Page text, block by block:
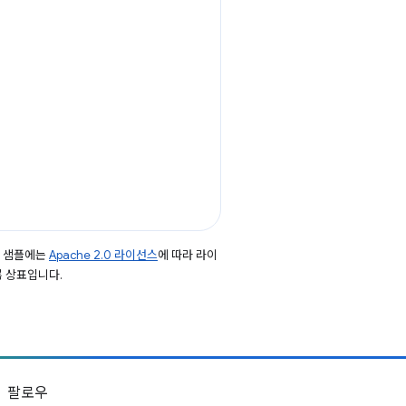
플에는 Apache 2.0 라이선스에 따라 라이
표입니다.
팔로우